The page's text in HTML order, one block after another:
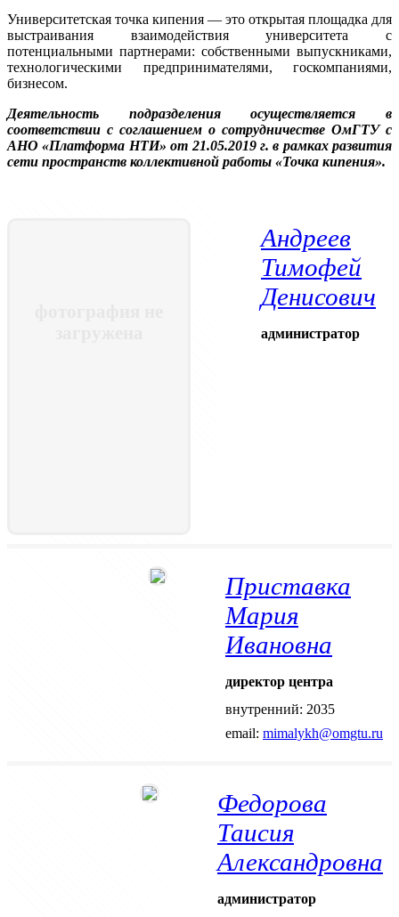
Университетская точка кипения — это открытая площадка для
выстраивания взаимодействия университета с
потенциальными партнерами: собственными выпускниками,
технологическими предпринимателями, госкомпаниями,
бизнесом.
Деятельность подразделения осуществляется в
соответствии с соглашением о сотрудничестве ОмГТУ с
АНО «Платформа НТИ» от 21.05.2019 г. в рамках развития
сети пространств коллективной работы «Точка кипения».
Андреев
Тимофей
Денисович
администратор
Приставка
Мария
Ивановна
директор центра
внутренний: 2035
email: mimalykh@omgtu.ru
Федорова
Таисия
Александровна
администратор